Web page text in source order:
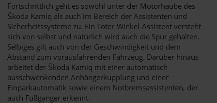
Fortschrittlich geht es sowohl unter der Motorhaube des
Škoda Kamiq als auch im Bereich der Assistenten und
Sicherheitssysteme zu. Ein Toter-Winkel-Assistent versteht
sich von selbst und natürlich wird auch die Spur gehalten.
Selbiges gilt auch von der Geschwindigkeit und dem
Abstand zum vorausfahrenden Fahrzeug. Darüber hinaus
arbeitet der Škoda Kamiq mit einer automatisch
ausschwenkenden Anhängerkupplung und einer
Einparkautomatik sowie einem Notbremsassistenten, der
auch Fußgänger erkennt.